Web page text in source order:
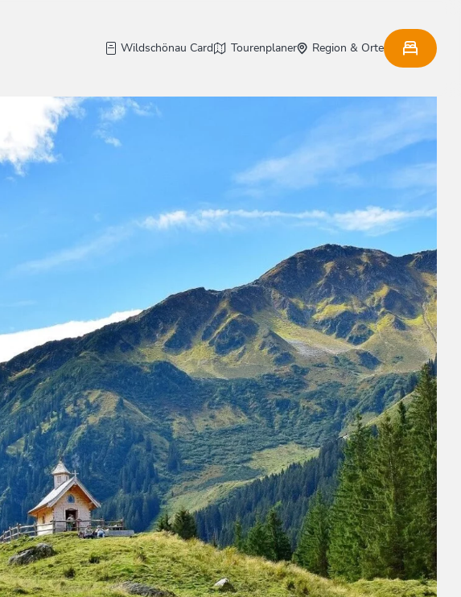
Wildschönau Card Tourenplaner Region & Orte